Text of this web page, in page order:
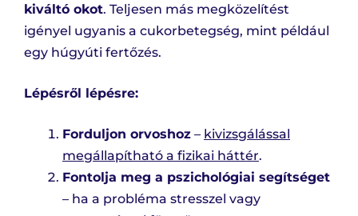
kiváltó okot. Teljesen más megközelítést
igényel ugyanis a cukorbetegség, mint például
egy húgyúti fertőzés.
Lépésről lépésre:
Forduljon orvoshoz – kivizsgálással
megállapítható a fizikai háttér.
Fontolja meg a pszichológiai segítséget
– ha a probléma stresszel vagy